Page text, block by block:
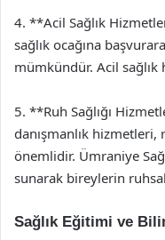
4. **Acil Sağlık
sağlık ocağına
mümkündür. Acil sağlık
5. **Ruh Sağlığı
danışmanlık hizmetleri,
önemlidir. Ümraniye
sunarak bireylerin
Sağlık Eğitimi ve